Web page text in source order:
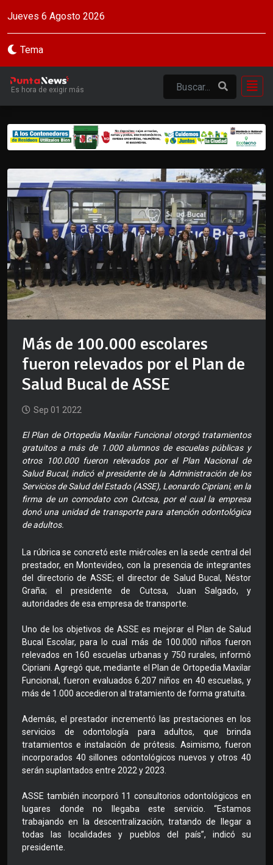
Jueves 6 Agosto 2026
Tema
Es hora de exigir más
Más de 100.000 escolares
fueron relevados por el Plan de
Salud Bucal de ASSE
Sep 01 2022
El Plan de Ortopedia Maxilar Funcional otorgó tratamientos
gratuitos a más de 1.000 alumnos de escuelas públicas y
otros 100.000 fueron relevados por el Plan Nacional de
Salud Bucal, indicó el presidente de la Administración de los
Servicios de Salud del Estado (ASSE), Leonardo Cipriani, en la
firma de un comodato con Cutcsa, por el cual la empresa
donó una unidad de transporte para atención odontológica
de adultos.
La rúbrica se concretó este miércoles en la sede central del
prestador, en Montevideo, con la presencia de integrantes
del directorio de ASSE; el director de Salud Bucal, Néstor
Graña; el presidente de Cutcsa, Juan Salgado, y
autoridades de esa empresa de transporte.
Uno de los objetivos de ASSE es mejorar el Plan de Salud
Bucal Escolar, para lo cual más de 100.000 niños fueron
relevados en 160 escuelas urbanas y 750 rurales, informó
Cipriani. Agregó que, mediante el Plan de Ortopedia Maxilar
Funcional, fueron evaluados 6.207 niños en 40 escuelas, y
más de 1.000 accedieron al tratamiento de forma gratuita.
Además, el prestador incrementó las prestaciones en los
servicios de odontología para adultos, que brinda
tratamientos e instalación de prótesis. Asimismo, fueron
incorporados 40 sillones odontológicos nuevos y otros 40
serán suplantados entre 2022 y 2023.
ASSE también incorporó 11 consultorios odontológicos en
lugares donde no llegaba este servicio. “Estamos
trabajando en la descentralización, tratando de llegar a
todas las localidades y pueblos del país”, indicó su
presidente.